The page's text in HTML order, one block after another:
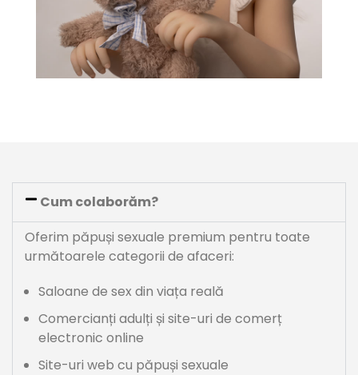
Cum colaborăm?
Oferim păpuși sexuale premium pentru toate
următoarele categorii de afaceri:
Saloane de sex din viața reală
Comercianți adulți și site-uri de comerț
electronic online
Site-uri web cu păpuși sexuale